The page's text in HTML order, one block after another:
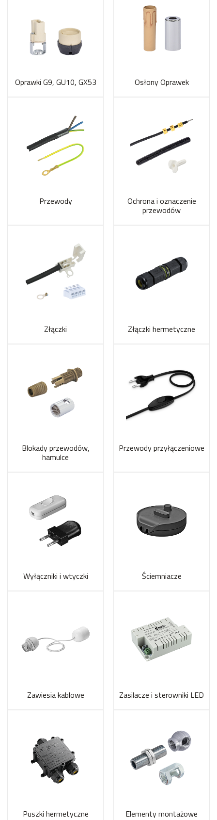
Oprawki G9, GU10, GX53 Osłony Oprawek
Przewody Ochrona i oznaczenie
przewodów
Złączki Złączki hermetyczne
Blokady przewodów,
hamulce
Przewody przyłączeniowe
Wyłączniki i wtyczki Ściemniacze
Zawiesia kablowe Zasilacze i sterowniki LED
Puszki hermetyczne Elementy montażowe